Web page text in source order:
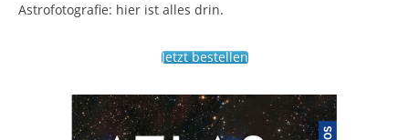
Astrofotografie: hier ist alles drin.
Jetzt bestellen